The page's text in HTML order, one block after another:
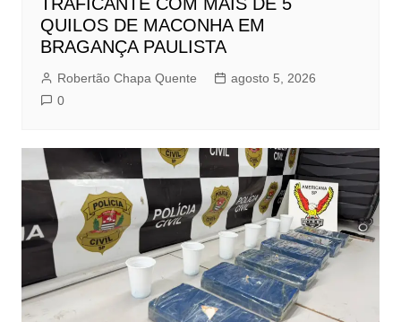
QUILOS DE MACONHA EM
BRAGANÇA PAULISTA
Robertão Chapa Quente
agosto 5, 2026
0